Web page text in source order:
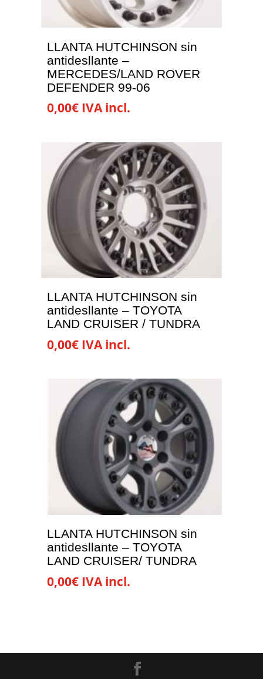
LLANTA HUTCHINSON sin
antidesllante –
MERCEDES/LAND ROVER
DEFENDER 99-06
0,00€ IVA incl.
LLANTA HUTCHINSON sin
antidesllante – TOYOTA
LAND CRUISER / TUNDRA
0,00€ IVA incl.
LLANTA HUTCHINSON sin
antidesllante – TOYOTA
LAND CRUISER/ TUNDRA
0,00€ IVA incl.